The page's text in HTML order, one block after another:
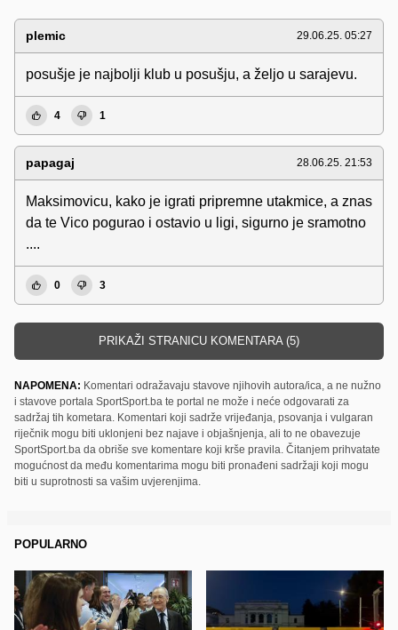
plemic 29.06.25. 05:27
posušje je najbolji klub u posušju, a željo u sarajevu.
4 1
papagaj 28.06.25. 21:53
Maksimovicu, kako je igrati pripremne utakmice, a znas
da te Vico pogurao i ostavio u ligi, sigurno je sramotno
....
0 3
PRIKAŽI STRANICU KOMENTARA (5)
NAPOMENA: Komentari odražavaju stavove njihovih autora/ica, a ne nužno
i stavove portala SportSport.ba te portal ne može i neće odgovarati za
sadržaj tih kometara. Komentari koji sadrže vrijeđanja, psovanja i vulgaran
riječnik mogu biti uklonjeni bez najave i objašnjenja, ali to ne obavezuje
SportSport.ba da obriše sve komentare koji krše pravila. Čitanjem prihvatate
mogućnost da među komentarima mogu biti pronađeni sadržaji koji mogu
biti u suprotnosti sa vašim uvjerenjima.
POPULARNO